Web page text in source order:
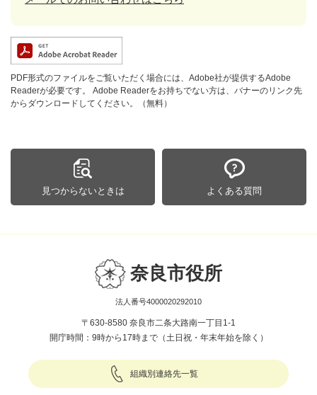
PDF形式のファイルをご覧いただく場合には、Adobe社が提供するAdobe
Readerが必要です。
Adobe Readerをお持ちでない方は、バナーのリンク先
からダウンロードしてください。（無料）
見つからないときは よくある質問
奈良市役所
法人番号4000020292010
〒630-8580 奈良市二条大路南一丁目1-1
開庁時間：9時から17時まで（土日祝・年末年始を除く）
組織別連絡先一覧